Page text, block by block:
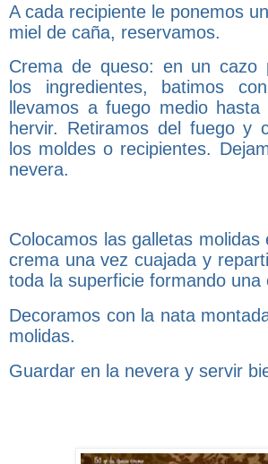
A cada recipiente le ponemos
miel de caña, reservamos.
Crema de queso: en un cazo
los ingredientes, batimos
llevamos a fuego medio
hervir. Retiramos del fuego y
los moldes o recipientes.
nevera.
Colocamos las galletas molidas
crema una vez cuajada y
toda la superficie formando una
Decoramos con la nata
molidas.
Guardar en la nevera y servir